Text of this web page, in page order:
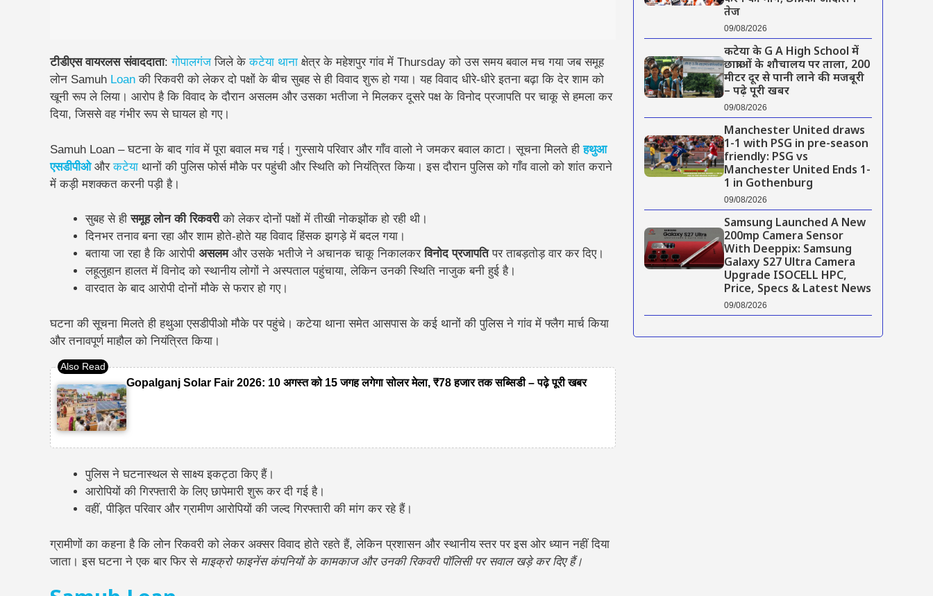
टीडीएस वायरलस संवाददाता:गोपालगंजजिले केकटेया थाना क्षेत्र केमहेशपुर गांवमें Thursday को उस समय बवाल मच गया जब समूह
लोन Samuh Loan की रिकवरी को लेकर दो पक्षों के बीच सुबह से ही विवाद शुरू हो गया। यह विवाद धीरे-धीरे इतना बढ़ा कि देर शाम को
खूनी रूप ले लिया। आरोप है कि विवाद के दौरान असलम और उसका भतीजा ने मिलकर दूसरे पक्ष केविनोद प्रजापति पर चाकू से हमला कर
दिया, जिससे वह गंभीर रूप से घायल हो गए।
Samuh Loan – घटना के बाद गांव में पूरा बवाल मच गई। गुस्साये परिवार और गाँव वालो ने जमकर बवाल काटा। सूचना मिलते हीहथुआ
एसडीपीओऔरकटेया थानों की पुलिस फोर्स मौके पर पहुंची और स्थिति को नियंत्रित किया। इस दौरान पुलिस को गाँव वालो को शांत कराने
में कड़ी मशक्कत करनी पड़ी है।
सुबह से हीसमूह लोन की रिकवरीको लेकर दोनों पक्षों में तीखी नोकझोंक हो रही थी।
दिनभर तनाव बना रहा और शाम होते-होते यह विवाद हिंसक झगड़े में बदल गया।
बताया जा रहा है कि आरोपी असलमऔर उसके भतीजे ने अचानक चाकू निकालकरविनोद प्रजापतिपर ताबड़तोड़ वार कर दिए।
लहूलुहान हालत में विनोद को स्थानीय लोगों ने अस्पताल पहुंचाया, लेकिन उनकी स्थिति नाजुक बनी हुई है।
वारदात के बाद आरोपी दोनों मौके से फरार हो गए।
घटना की सूचना मिलते ही हथुआ एसडीपीओ मौके पर पहुंचे। कटेया थाना समेत आसपास के कई थानों की पुलिस ने गांव में फ्लैग मार्च किया
और तनावपूर्ण माहौल को नियंत्रित किया।
Gopalganj Solar Fair 2026: 10 अगस्त को 15 जगह लगेगा सोलर मेला, ₹78 हजार तक सब्सिडी – पढ़े पूरी खबर
पुलिस ने घटनास्थल से साक्ष्य इकट्ठा किए हैं।
आरोपियों की गिरफ्तारी के लिए छापेमारी शुरू कर दी गई है।
वहीं, पीड़ित परिवार और ग्रामीण आरोपियों की जल्द गिरफ्तारी की मांग कर रहे हैं।
ग्रामीणों का कहना है कि लोन रिकवरी को लेकर अक्सर विवाद होते रहते हैं, लेकिन प्रशासन और स्थानीय स्तर पर इस ओर ध्यान नहीं दिया
जाता। इस घटना ने एक बार फिर से माइक्रो फाइनेंस कंपनियों के कामकाज और उनकी रिकवरी पॉलिसी पर सवाल खड़े कर दिए हैं।
तेज
09/08/2026
कटेया के G A High School में
छात्राओं के शौचालय पर ताला, 200
मीटर दूर से पानी लाने की मजबूरी
– पढ़े पूरी खबर
09/08/2026
Manchester United draws
1-1 with PSG in pre-season
friendly: PSG vs
Manchester United Ends 1-
1 in Gothenburg
09/08/2026
Samsung Launched A New
200mp Camera Sensor
With Deeppix: Samsung
Galaxy S27 Ultra Camera
Upgrade ISOCELL HPC,
Price, Specs & Latest News
09/08/2026